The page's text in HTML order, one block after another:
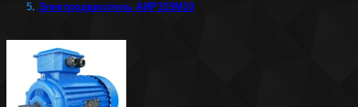
Электродвигатель АИР315М10